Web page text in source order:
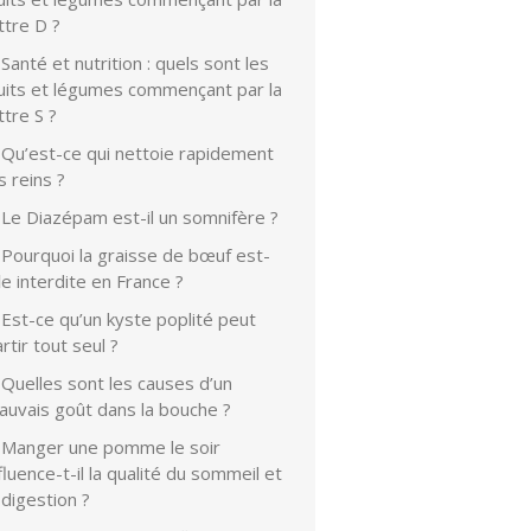
D ?
Santé et nutrition : quels sont les
et légumes commençant par la
S ?
Qu’est-ce qui nettoie rapidement
reins ?
Le Diazépam est-il un somnifère ?
Pourquoi la graisse de bœuf est-
interdite en France ?
Est-ce qu’un kyste poplité peut
tout seul ?
Quelles sont les causes d’un
goût dans la bouche ?
Manger une pomme le soir
t-il la qualité du sommeil et
?